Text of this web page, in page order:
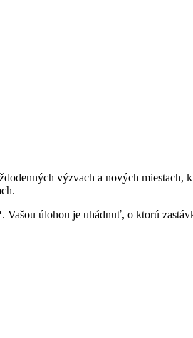
výzvach a nových miestach,
. Vašou úlohou je uhádnuť, o ktorú